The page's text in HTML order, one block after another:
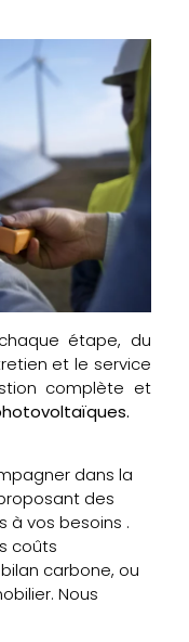
étape, du
et le service
complète et
dans la
des
à vos besoins .
coûts
carbone, ou
Nous